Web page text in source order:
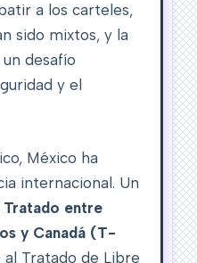
a los carteles,
sido mixtos, y la
desafío
y el
México ha
internacional. Un
Tratado entre
y Canadá (T-
al Tratado de Libre